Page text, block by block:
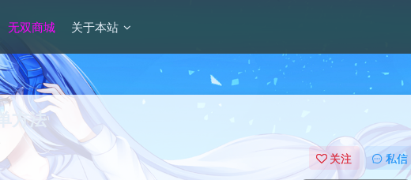
无双商城 关于本站
方法
关注 私信